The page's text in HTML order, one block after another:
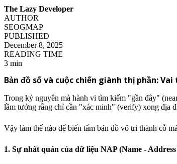
The Lazy Developer
AUTHOR
SEOGMAP
PUBLISHED
December 8, 2025
READING TIME
3 min
Bản đồ số và cuộc chiến giành thị phần:
Trong kỷ nguyên mà hành vi tìm kiếm "gần đây"
lầm tưởng rằng chỉ cần "xác minh" (verify) xong địa
Vậy làm thế nào để biến tấm bản đồ vô tri thành cỗ
1. Sự nhất quán của dữ liệu NAP (Name -